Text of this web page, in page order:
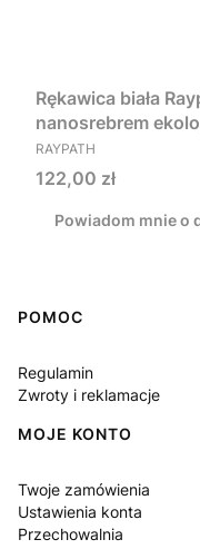
Rękawica biała
nanosrebrem
PRODUCENT
RAYPATH
Cena
122,00 zł
Powiadom mnie o
Linki w stopce
POMOC
Regulamin
Zwroty i reklamacje
MOJE KONTO
Twoje zamówienia
Ustawienia konta
Przechowalnia